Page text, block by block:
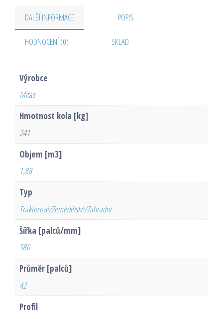
DALŠÍ INFORMACE POPIS
HODNOCENÍ (0) SKLAD
Výrobce
Mitas
Hmotnost kola [kg]
241
Objem [m3]
1,88
Typ
Traktorové/Zemědělské/Zahradní
Šířka [palců/mm]
580
Průměr [palců]
42
Profil